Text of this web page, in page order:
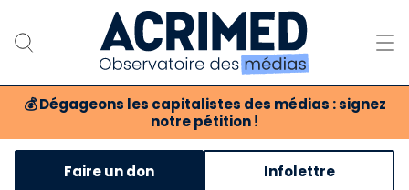
💰 Dégageons les capitalistes des médias : signez
notre pétition !
Notre association
Notre critique des médias
Faire un don Infolettre